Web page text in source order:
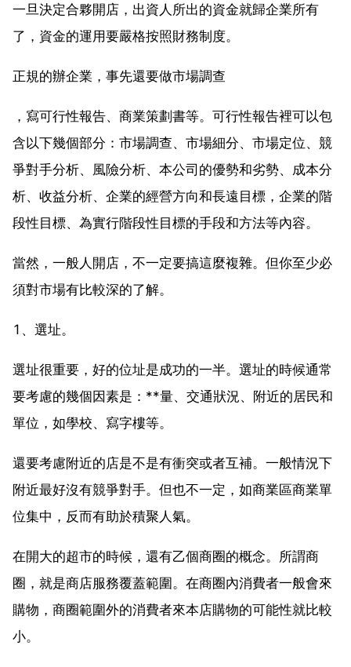
一旦決定合夥開店，出資人所出的資金就歸企業所有
了，資金的運用要嚴格按照財務制度。
正規的辦企業，事先還要做市場調查
，寫可行性報告、商業策劃書等。可行性報告裡可以包
含以下幾個部分：市場調查、市場細分、市場定位、競
爭對手分析、風險分析、本公司的優勢和劣勢、成本分
析、收益分析、企業的經營方向和長遠目標，企業的階
段性目標、為實行階段性目標的手段和方法等內容。
當然，一般人開店，不一定要搞這麼複雜。但你至少必
須對市場有比較深的了解。
1、選址。
選址很重要，好的位址是成功的一半。選址的時候通常
要考慮的幾個因素是：**量、交通狀況、附近的居民和
單位，如學校、寫字樓等。
還要考慮附近的店是不是有衝突或者互補。一般情況下
附近最好沒有競爭對手。但也不一定，如商業區商業單
位集中，反而有助於積聚人氣。
在開大的超市的時候，還有乙個商圈的概念。所謂商
圈，就是商店服務覆蓋範圍。在商圈內消費者一般會來
購物，商圈範圍外的消費者來本店購物的可能性就比較
小。